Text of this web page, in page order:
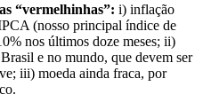
“vermelhinhas”: i) inflação
(nosso principal índice de
nos últimos doze meses; ii)
e no mundo, que devem ser
iii) moeda ainda fraca, por